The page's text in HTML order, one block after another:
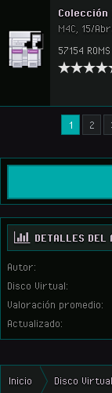
Colección
M4C 15/
57154 ROMS
1 2
DETALLES DEL
Autor:
Disco Virtual:
Valoración promedio:
Actualizado:
Inicio Disco Virtual